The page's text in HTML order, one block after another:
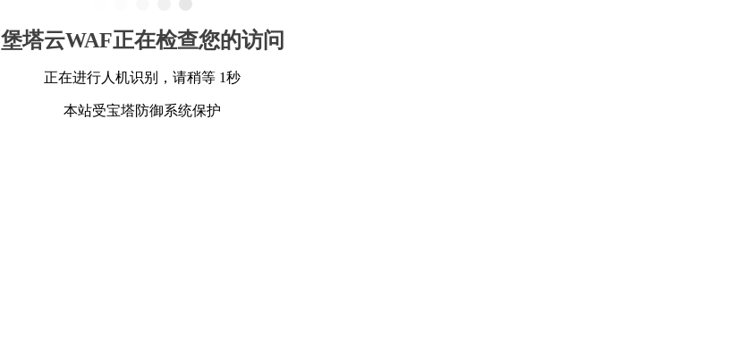
堡塔云WAF正在检查您的访问
正在进行人机识别，请稍等 1秒
本站受宝塔防御系统保护